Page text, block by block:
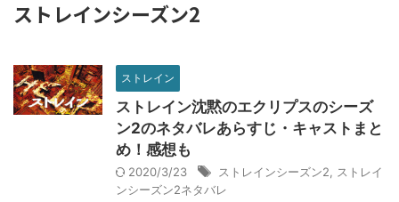
ストレインシーズン2
ストレイン
ストレイン沈黙のエクリプスのシーズ
ン2のネタバレあらすじ・キャストまと
め！感想も
2020/3/23 ストレインシーズン2
ストレイ
ンシーズン2ネタバレ